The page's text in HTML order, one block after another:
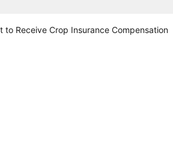
to Receive Crop Insurance Compensation